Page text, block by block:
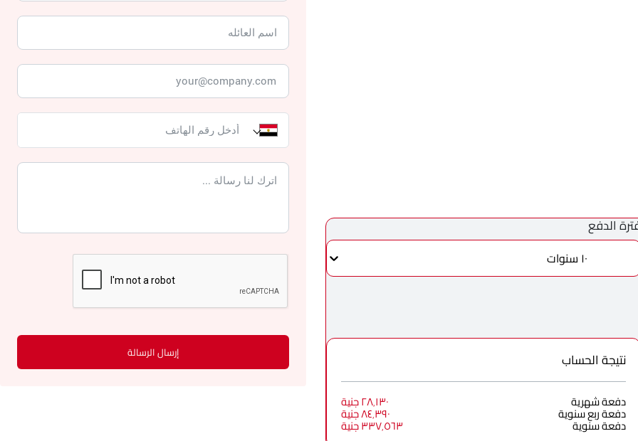
الدفع
١٠ سنوات
نتيجة الحساب
دفعة شهرية ٢٨٬١٣٠ جنية
دفعة ربع سنوية ٨٤٬٣٩٠ جنية
دفعة سنوية ٣٣٧٬٥٦٣ جنية
إرسال الرسالة